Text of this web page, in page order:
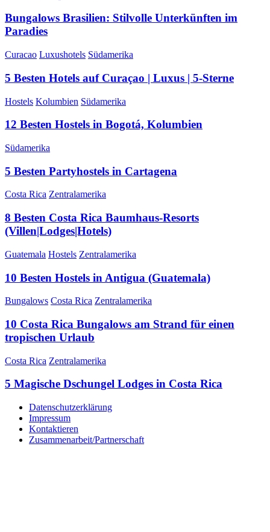
Bungalows Brasilien: Stilvolle Unterkünften im
Paradies
Curacao Luxushotels Südamerika
5 Besten Hotels auf Curaçao | Luxus | 5-Sterne
Hostels Kolumbien Südamerika
12 Besten Hostels in Bogotá, Kolumbien
Südamerika
5 Besten Partyhostels in Cartagena
Costa Rica Zentralamerika
8 Besten Costa Rica Baumhaus-Resorts
(Villen|Lodges|Hotels)
Guatemala Hostels Zentralamerika
10 Besten Hostels in Antigua (Guatemala)
Bungalows Costa Rica Zentralamerika
10 Costa Rica Bungalows am Strand für einen
tropischen Urlaub
Costa Rica Zentralamerika
5 Magische Dschungel Lodges in Costa Rica
Datenschutzerklärung
Impressum
Kontaktieren
Zusammenarbeit/Partnerschaft